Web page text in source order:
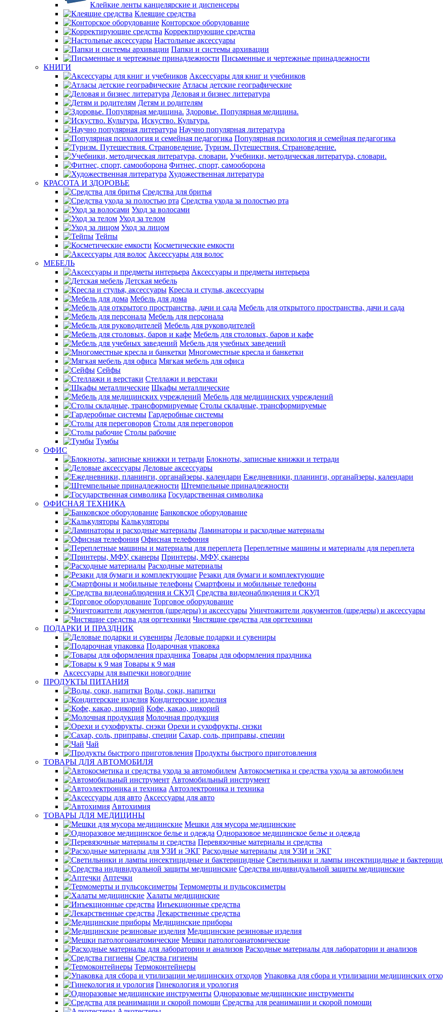
Клейкие ленты канцелярские и диспенсеры
Клеящие средства
Конторское оборудование
Корректирующие средства
Настольные аксессуары
Папки и системы архивации
Письменные и чертежные принадлежности
КНИГИ
Аксессуары для книг и учебников
Атласы детские географические
Деловая и бизнес литература
Детям и родителям
Здоровье. Популярная медицина.
Искуство. Культура.
Научно популярная литература
Популярная психология и семейная педагогика
Туризм. Путешествия. Страноведение.
Учебники, методическая литература, словари.
Фитнес, спорт, самооборона
Художественная литература
КРАСОТА И ЗДОРОВЬЕ
Средства для бритья
Средства ухода за полостью рта
Уход за волосами
Уход за телом
Уход за лицом
Тейпы
Косметические емкости
Аксессуары для волос
МЕБЕЛЬ
Аксессуары и предметы интерьера
Детская мебель
Кресла и стулья, аксессуары
Мебель для дома
Мебель для открытого пространства, дачи и сада
Мебель для персонала
Мебель для руководителей
Мебель для столовых, баров и кафе
Мебель для учебных заведений
Многоместные кресла и банкетки
Мягкая мебель для офиса
Сейфы
Стеллажи и верстаки
Шкафы металлические
Мебель для медицинских учреждений
Столы складные, трансформируемые
Гардеробные системы
Столы для переговоров
Столы рабочие
Тумбы
ОФИС
Блокноты, записные книжки и тетради
Деловые аксессуары
Ежедневники, планинги, органайзеры, календари
Штемпельные принадлежности
Государственная символика
ОФИСНАЯ ТЕХНИКА
Банковское оборудование
Калькуляторы
Ламинаторы и расходные материалы
Офисная телефония
Переплетные машины и материалы для переплета
Принтеры, МФУ, сканеры
Расходные материалы
Резаки для бумаги и комплектующие
Смартфоны и мобильные телефоны
Средства видеонаблюдения и СКУД
Торговое оборудование
Уничтожители документов (шредеры) и аксессуары
Чистящие средства для оргтехники
ПОДАРКИ И ПРАЗДНИК
Деловые подарки и сувениры
Подарочная упаковка
Товары для оформления праздника
Товары к 9 мая
Аксессуары для выпечки новогодние
ПРОДУКТЫ ПИТАНИЯ
Воды, соки, напитки
Кондитерские изделия
Кофе, какао, цикорий
Молочная продукция
Орехи и сухофрукты, снэки
Сахар, соль, приправы, специи
Чай
Продукты быстрого приготовления
ТОВАРЫ ДЛЯ АВТОМОБИЛЯ
Автокосметика и средства ухода за автомобилем
Автомобильный инструмент
Автоэлектроника и техника
Аксессуары для авто
Автохимия
ТОВАРЫ ДЛЯ МЕДИЦИНЫ
Мешки для мусора медицинские
Одноразовое медицинское белье и одежда
Перевязочные материалы и средства
Расходные материалы для УЗИ и ЭКГ
Светильники и лампы инсектицидные и
Средства индивидуальной защиты медицинские
Аптечки
Термомерты и пульсоксиметры
Халаты медицинские
Инъекционные средства
Лекарственные средства
Медицинские приборы
Медицинские резиновые изделия
Мешки патологоанатомические
Расходные материалы для лаборатории и анализов
Средства гигиены
Термоконтейнеры
Упаковка для сбора и утилизации медицинских
Гинекология и урология
Одноразовые медицинские инструменты
Средства для реанимации и скорой помощи